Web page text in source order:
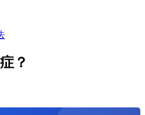
？